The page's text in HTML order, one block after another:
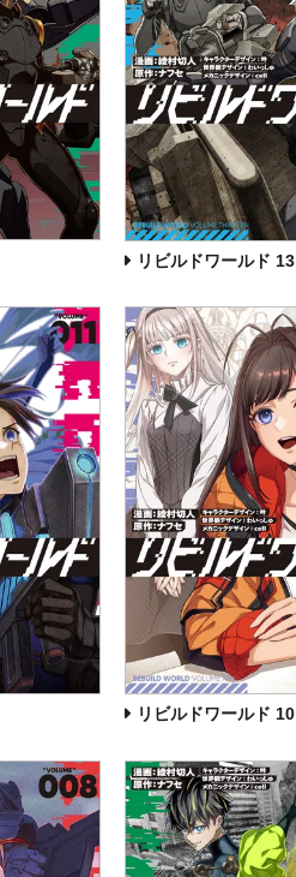
リビルドワールド 13
リビルドワールド 10